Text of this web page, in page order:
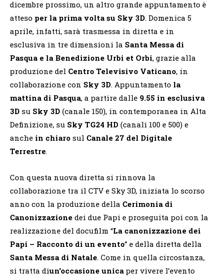
dicembre prossimo, un altro grande appuntamento è
atteso per la prima volta su Sky 3D. Domenica 5
aprile, infatti, sarà trasmessa in diretta e in
esclusiva in tre dimensioni la Santa Messa di
Pasqua e la Benedizione Urbi et Orbi, grazie alla
produzione del Centro Televisivo Vaticano, in
collaborazione con Sky 3D. Appuntamento la
mattina di Pasqua, a partire dalle 9.55 in esclusiva
3D su Sky 3D (canale 150), in contemporanea in Alta
Definizione, su Sky TG24 HD (canali 100 e 500) e
anche in chiaro sul Canale 27 del Digitale
Terrestre.
Con questa nuova diretta si rinnova la
collaborazione tra il CTV e Sky 3D, iniziata lo scorso
anno con la produzione della Cerimonia di
Canonizzazione dei due Papi e proseguita poi con la
realizzazione del docufilm “La canonizzazione dei
Papi – Racconto di un evento” e della diretta della
Santa Messa di Natale. Come in quella circostanza,
si tratta diun’occasione unica per vivere l’evento